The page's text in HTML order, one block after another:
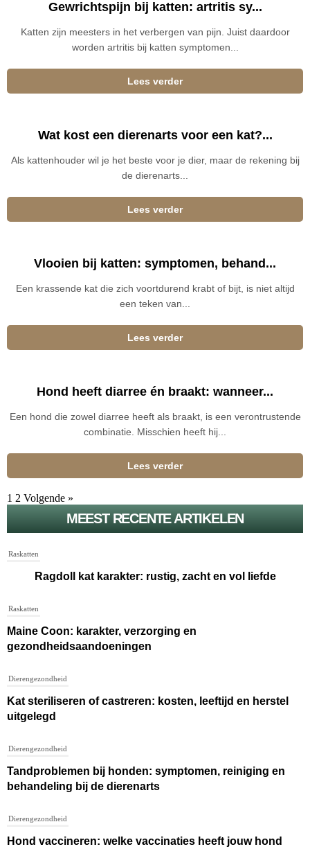
Gewrichtspijn bij katten: artritis sy...
Katten zijn meesters in het verbergen van pijn. Juist daardoor
worden artritis bij katten symptomen...
Lees verder
Wat kost een dierenarts voor een kat?...
Als kattenhouder wil je het beste voor je dier, maar de rekening bij
de dierenarts...
Lees verder
Vlooien bij katten: symptomen, behand...
Een krassende kat die zich voortdurend krabt of bijt, is niet altijd
een teken van...
Lees verder
Hond heeft diarree én braakt: wanneer...
Een hond die zowel diarree heeft als braakt, is een verontrustende
combinatie. Misschien heeft hij...
Lees verder
1 2 Volgende »
MEEST RECENTE ARTIKELEN
Raskatten
Ragdoll kat karakter: rustig, zacht en vol liefde
Raskatten
Maine Coon: karakter, verzorging en
gezondheidsaandoeningen
Dierengezondheid
Kat steriliseren of castreren: kosten, leeftijd en herstel
uitgelegd
Dierengezondheid
Tandproblemen bij honden: symptomen, reiniging en
behandeling bij de dierenarts
Dierengezondheid
Hond vaccineren: welke vaccinaties heeft jouw hond